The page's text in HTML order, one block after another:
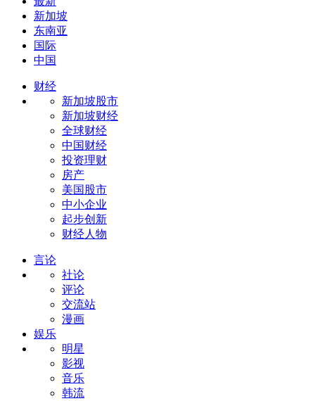
新加坡
东南亚
国际
中国
财经
新加坡股市
新加坡财经
全球财经
中国财经
投资理财
房产
美国股市
中小企业
起步创新
财经人物
言论
社论
评论
交流站
漫画
娱乐
明星
影视
音乐
韩流